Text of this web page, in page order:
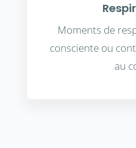
Moments de
consciente ou
au